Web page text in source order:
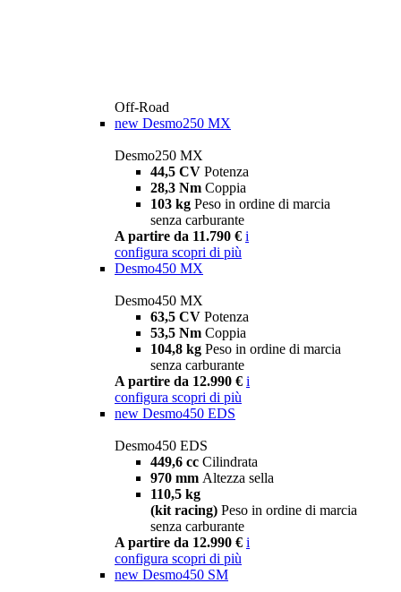
Off-Road
new Desmo250 MX
Desmo250 MX
44,5 CV Potenza
28,3 Nm Coppia
103 kg Peso in ordine di marcia
senza carburante
A partire da 11.790 € i
configura scopri di più
Desmo450 MX
Desmo450 MX
63,5 CV Potenza
53,5 Nm Coppia
104,8 kg Peso in ordine di marcia
senza carburante
A partire da 12.990 € i
configura scopri di più
new Desmo450 EDS
Desmo450 EDS
449,6 cc Cilindrata
970 mm Altezza sella
110,5 kg
(kit racing) Peso in ordine di marcia
senza carburante
A partire da 12.990 € i
configura scopri di più
new Desmo450 SM